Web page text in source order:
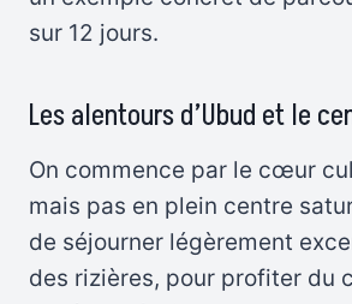
sur 12 jours.
Les alentours d’Ubud et le
On commence par le cœur
mais pas en plein centre
de séjourner légèrement
des rizières, pour profiter du